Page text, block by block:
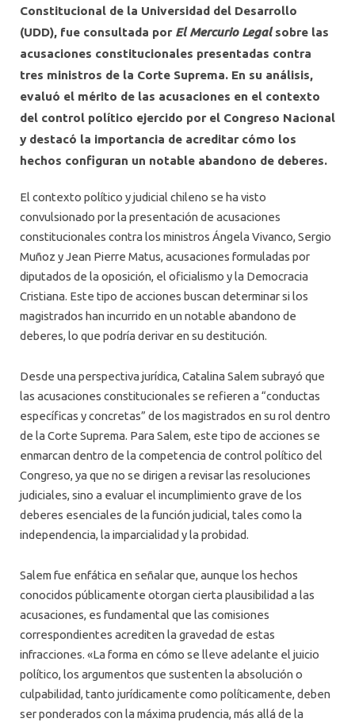
Constitucional de la Universidad del Desarrollo
(UDD), fue consultada por El Mercurio Legalsobre las
acusaciones constitucionales presentadas contra
tres ministros de la Corte Suprema. En su análisis,
evaluó el mérito de las acusaciones en el contexto
del control político ejercido por el Congreso Nacional
y destacó la importancia de acreditar cómo los
hechos configuran un notable abandono de deberes.
El contexto político y judicial chileno se ha visto
convulsionado por la presentación de acusaciones
constitucionales contra los ministros Ángela Vivanco, Sergio
Muñoz y Jean Pierre Matus, acusaciones formuladas por
diputados de la oposición, el oficialismo y la Democracia
Cristiana. Este tipo de acciones buscan determinar si los
magistrados han incurrido en un notable abandono de
deberes, lo que podría derivar en su destitución.
Desde una perspectiva jurídica, Catalina Salem subrayó que
las acusaciones constitucionales se refieren a “conductas
específicas y concretas” de los magistrados en su rol dentro
de la Corte Suprema. Para Salem, este tipo de acciones se
enmarcan dentro de la competencia de control político del
Congreso, ya que no se dirigen a revisar las resoluciones
judiciales, sino a evaluar el incumplimiento grave de los
deberes esenciales de la función judicial, tales como la
independencia, la imparcialidad y la probidad.
Salem fue enfática en señalar que, aunque los hechos
conocidos públicamente otorgan cierta plausibilidad a las
acusaciones, es fundamental que las comisiones
correspondientes acrediten la gravedad de estas
infracciones. «La forma en cómo se lleve adelante el juicio
político, los argumentos que sustenten la absolución o
culpabilidad, tanto jurídicamente como políticamente, deben
ser ponderados con la máxima prudencia, más allá de la